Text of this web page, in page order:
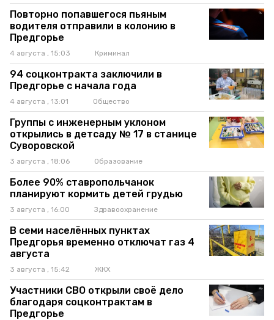
Повторно попавшегося пьяным
водителя отправили в колонию в
Предгорье
4 августа , 15:03 Криминал
94 соцконтракта заключили в
Предгорье с начала года
4 августа , 13:01 Общество
Группы с инженерным уклоном
открылись в детсаду № 17 в станице
Суворовской
3 августа , 18:06 Образование
Более 90% ставропольчанок
планируют кормить детей грудью
3 августа , 16:00 Здравоохранение
В семи населённых пунктах
Предгорья временно отключат газ 4
августа
3 августа , 15:42 ЖКХ
Участники СВО открыли своё дело
благодаря соцконтрактам в
Предгорье